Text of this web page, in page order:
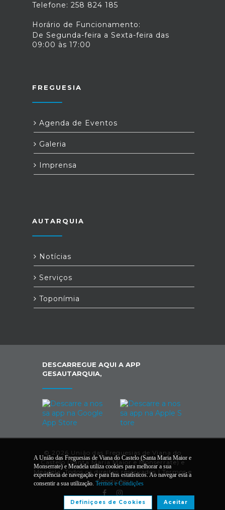
Telefone: 258 824 185
Horário de Funcionamento:
De Segunda-feira a Sexta-feira das
09:00 às 17:00
FREGUESIA
Agenda de Eventos
Galeria
Imprensa
AUTARQUIA
Notícias
Serviços
Toponímia
DESCARREGUE AQUI A APP
GESAUTARQUIA,
© 2026 União das Freguesias de Viana do
Castelo (Santa Maria Maior e Monserrate) e
Meadela. Todos os direitos reservados | Termos e
Condições
A União das Freguesias de Viana do Castelo (Santa Maria Maior e
Monserrate) e Meadela utiliza cookies para melhorar a sua
experiência de navegação e para fins estatísticos. Ao navegar está a
consentir a sua utilização. Termos e Condições
Aceitar
Definiçoes de Cookies